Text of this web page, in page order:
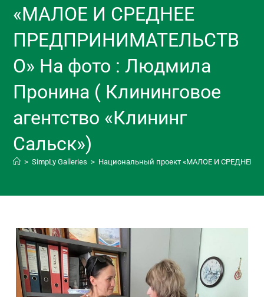
«МАЛОЕ И СРЕДНЕЕ
ПРЕДПРИНИМАТЕЛЬСТВ
О» На фото : Людмила
Пронина ( Клининговое
агентство «Клининг
Сальск»)
> SimpLy Galleries > Национальный проект «МАЛОЕ И СРЕДНЕЕ